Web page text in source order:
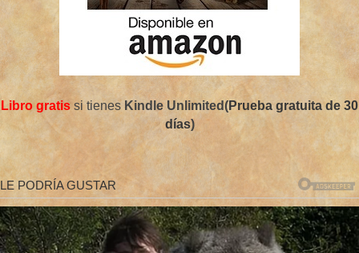
Libro gratis si tienes Kindle Unlimited(Prueba gratuita de 30
días)